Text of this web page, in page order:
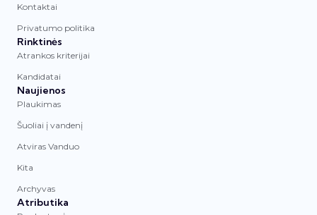
Kontaktai
Privatumo politika
Rinktinės
Atrankos kriterijai
Kandidatai
Naujienos
Plaukimas
Šuoliai į vandenį
Atviras Vanduo
Kita
Archyvas
Atributika